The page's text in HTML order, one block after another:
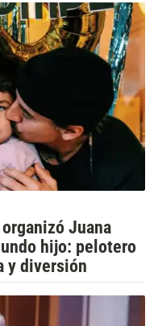
Juana
hijo: pelotero
y diversión